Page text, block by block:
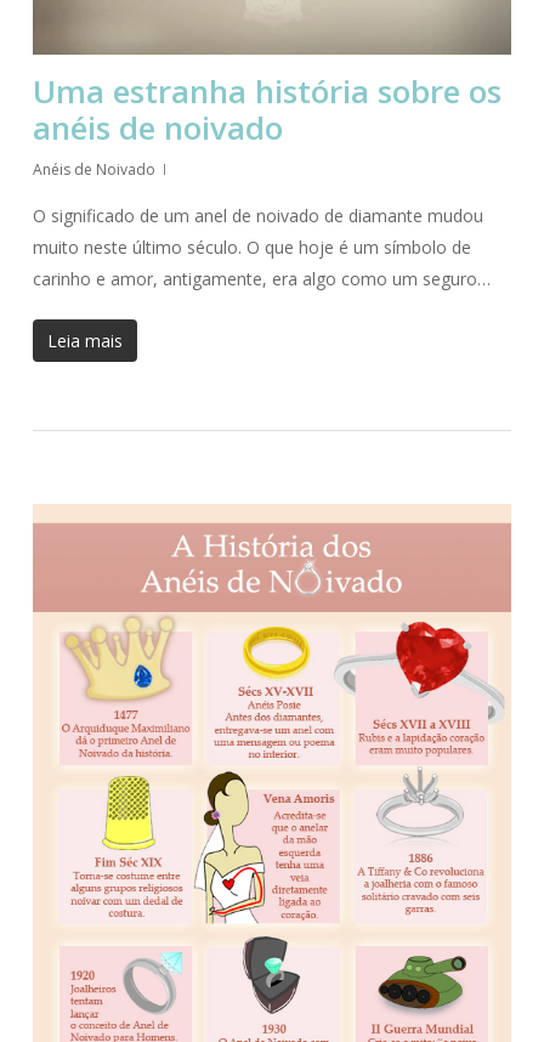
Uma estranha história sobre os
anéis de noivado
Anéis de Noivado
O significado de um anel de noivado de diamante mudou
muito neste último século. O que hoje é um símbolo de
carinho e amor, antigamente, era algo como um seguro…
Leia mais